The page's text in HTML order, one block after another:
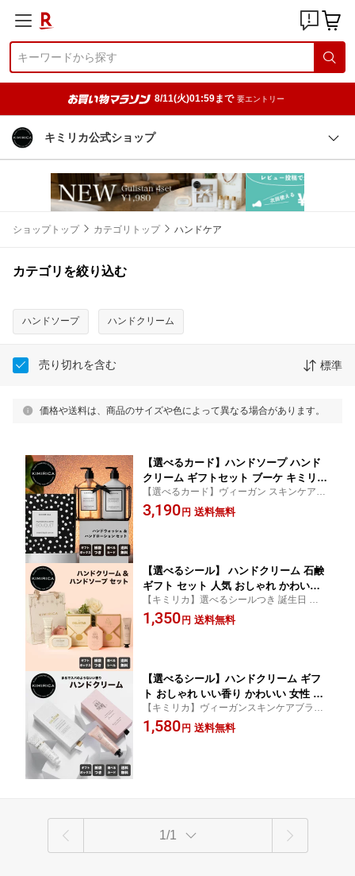
8/11(火)01:59まで 要エントリー
キミリカ公式ショップ
ショップトップ カテゴリトップ ハンドケア
カテゴリを絞り込む
ハンドソープ ハンドクリーム
売り切れを含む 標準
価格や送料は、商品のサイズや色によって異なる場合があります。
【選べるカード】ハンドソープ ハンド
クリーム ギフトセット ブーケ キミリカ
おしゃれ おすすめ 女性 人気 プレゼン
ト 誕生日 お祝い 入学 卒業 新生活 新築
【選べるカード】ヴィーガン スキンケアブ
ランド KIMIRICA おしゃれ かわいい ハンド
ソープギフトセット 20代 30代 40代 50代
3,190 円 送料無料
【選べるシール】 ハンドクリーム 石鹸
ギフト セット 人気 おしゃれ かわいい
女性 ハンドケア 誕生日 母の日 プチギ
フト プレゼント 彼女 妻 友達 コスメ ク
【キミリカ】選べるシールつき 誕生日 お礼
ギフト プレゼント ハロウィン クリスマス
ホワイトデー 母の日
1,350 円 送料無料
【選べるシール】ハンドクリーム ギフ
ト おしゃれ いい香り かわいい 女性 人
気 おすすめ 誕生日 プレゼント バッグ
付き メッセージカード ホワイトデー 彼
【キミリカ】ヴィーガンスキンケアブラン
ド 香水のような香り スパ 癒し ハンドクリ
ーム ハンドケアセット
1,580 円 送料無料
1/1